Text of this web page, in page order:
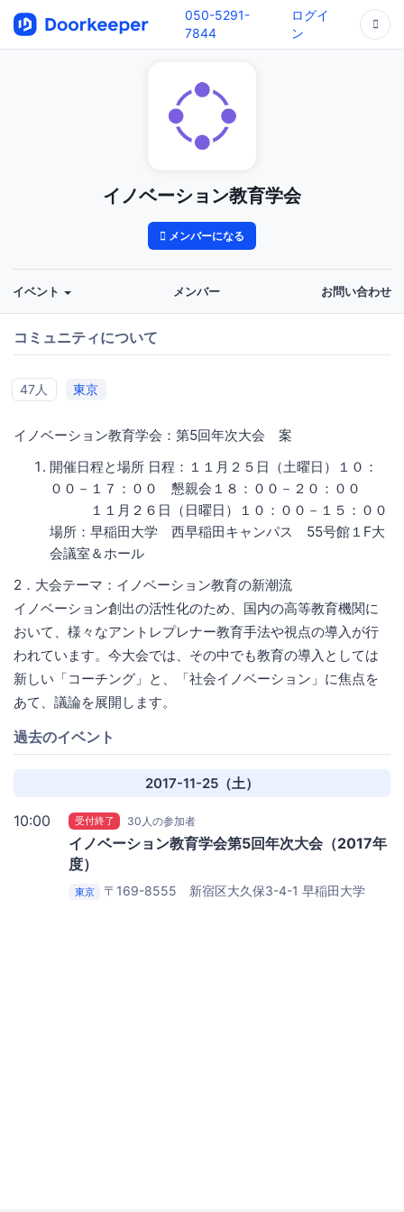
050-5291-
7844
ログイ
ン
イノベーション教育学会
メンバーになる
イベント メンバー お問い合わせ
コミュニティについて
47人 東京
イノベーション教育学会：第5回年次大会 案
開催日程と場所 日程：１１月２５日（土曜日）１０：
００－１７：００ 懇親会１８：００－２０：００
１１月２６日（日曜日）１０：００－１５：００
場所：早稲田大学 西早稲田キャンパス 55号館１F大
会議室＆ホール
2．大会テーマ：イノベーション教育の新潮流
イノベーション創出の活性化のため、国内の高等教育機関に
おいて、様々なアントレプレナー教育手法や視点の導入が行
われています。今大会では、その中でも教育の導入としては
新しい「コーチング」と、「社会イノベーション」に焦点を
あて、議論を展開します。
過去のイベント
2017-11-25（土）
10:00 受付終了 30人の参加者
イノベーション教育学会第5回年次大会（2017年
度）
東京 〒169-8555 新宿区大久保3-4-1 早稲田大学